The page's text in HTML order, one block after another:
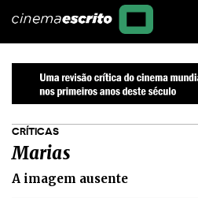
CRÍTICAS
Marias
A imagem ausente